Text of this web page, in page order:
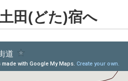
田(どた)宿へ